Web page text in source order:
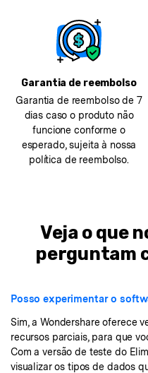
Garantia de reembolso
Garantia de reembolso de 7
dias caso o produto não
funcione conforme o
esperado, sujeita à nossa
política de reembolso.
Veja o que
perguntam
Posso experimentar o
Sim, a Wondershare oferece
recursos parciais, para que
Com a versão de teste do
visualizar os tipos de dados